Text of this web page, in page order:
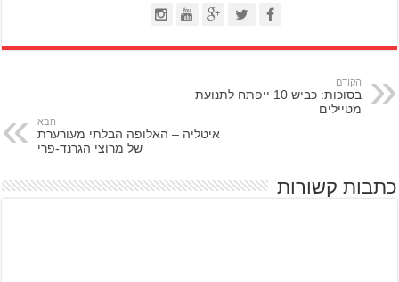
הקודם
בסוכות: כביש 10 ייפתח לתנועת
מטיילים
הבא
איטליה – האלופה הבלתי מעורערת
של מרוצי הגרנד-פרי
כתבות קשורות